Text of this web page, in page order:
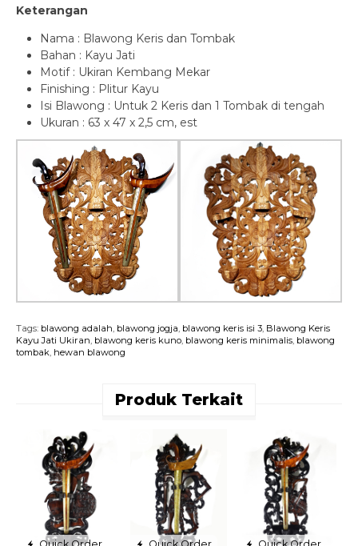
Keterangan
Nama : Blawong Keris dan Tombak
Bahan : Kayu Jati
Motif : Ukiran Kembang Mekar
Finishing : Plitur Kayu
Isi Blawong : Untuk 2 Keris dan 1 Tombak di tengah
Ukuran : 63 x 47 x 2,5 cm, est
Tags: blawong adalah, blawong jogja, blawong keris isi 3, Blawong Keris
Kayu Jati Ukiran, blawong keris kuno, blawong keris minimalis, blawong
tombak, hewan blawong
Produk Terkait